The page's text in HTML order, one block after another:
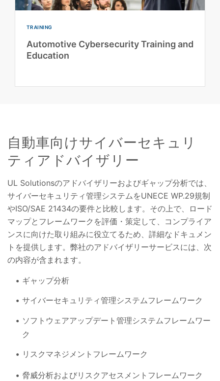
TRAINING
Automotive Cybersecurity Training and
Education
自動車向けサイバーセキュリ
ティアドバイザリー
UL Solutionsのアドバイザリーおよびギャップ分析では、
サイバーセキュリティ管理システムをUNECE WP.29規制
やISO/SAE 21434の要件と比較します。その上で、ロード
マップとフレームワークを評価・策定して、コンプライア
ンスに向けた取り組みに役立てるため、詳細なドキュメン
トを提供します。弊社のアドバイザリーサービスには、次
の内容が含まれます。
ギャップ分析
サイバーセキュリティ管理システムフレームワーク
ソフトウェアアップデート管理システムフレームワー
ク
リスクマネジメントフレームワーク
脅威分析およびリスクアセスメントフレームワーク